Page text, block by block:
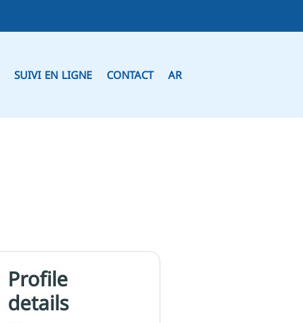
SUIVI EN LIGNE CONTACT AR
Profile
details